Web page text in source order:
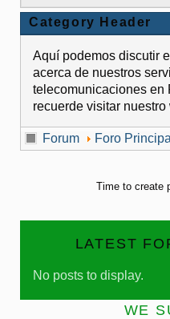
Category Header
Aquí podemos discutir
acerca de nuestros
telecomunicaciones en
recuerde visitar nuestro
Forum Foro
Time to create
LATEST
No posts to display.
WE